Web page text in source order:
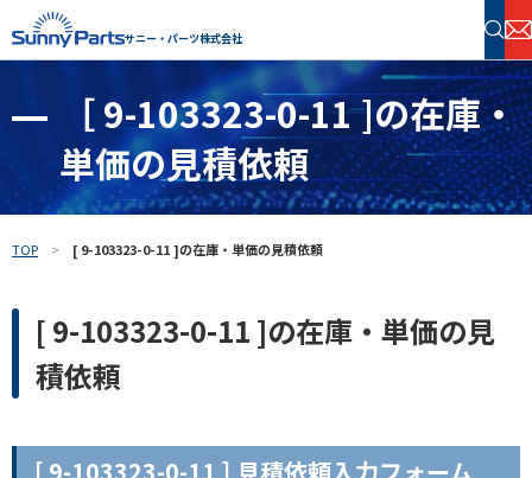
サニー・パーツ株式会社
半導体・電子部品 在庫検索
フリーワードで探す
［ 9-103323-0-11 ]の在庫・
単価の見積依頼
TOP [ 9-103323-0-11 ]の在庫・単価の見積依頼
[ 9-103323-0-11 ]の在庫・単価の見
積依頼